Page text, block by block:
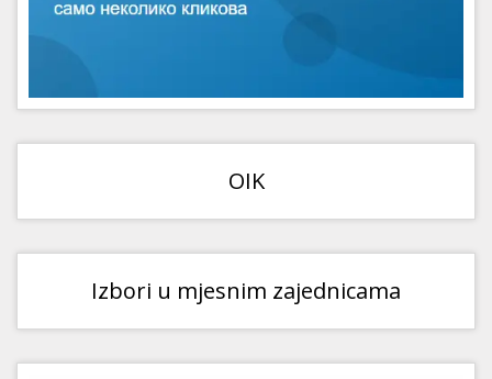
OIK
Izbori u mjesnim zajednicama